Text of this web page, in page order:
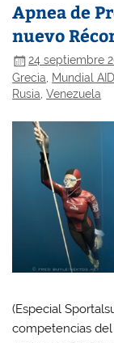
Apnea de
nuevo
24 septiembre
Grecia
Mundial
Rusia ,Venezuela
(Especial
competencias